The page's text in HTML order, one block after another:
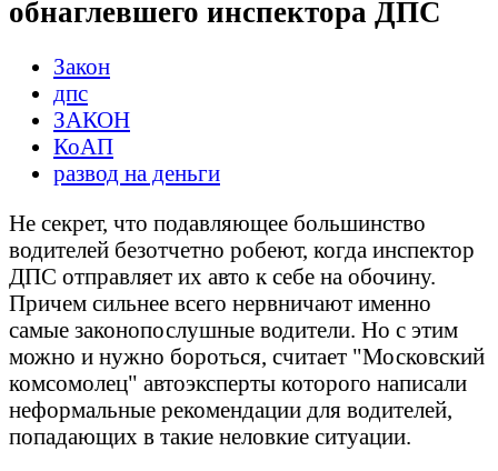
обнаглевшего инспектора ДПС
Закон
дпс
ЗАКОН
КоАП
развод на деньги
Не секрет, что подавляющее большинство
водителей безотчетно робеют, когда инспектор
ДПС отправляет их авто к себе на обочину.
Причем сильнее всего нервничают именно
самые законопослушные водители. Но с этим
можно и нужно бороться, считает "Московский
комсомолец" автоэксперты которого написали
неформальные рекомендации для водителей,
попадающих в такие неловкие ситуации.